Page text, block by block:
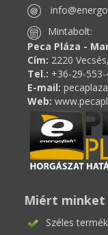
Mintabolt:
Peca Pláza -
Cím: 2220
Tel.: +36-29-553-
E-mail:
Web:
Miért minket
Széles